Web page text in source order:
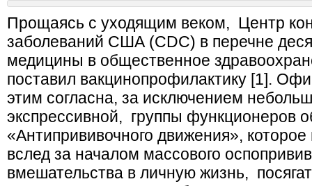
Прощаясь с уходящим веком, Центр
заболеваний США (CDC) в перечне
медицины в общественное
поставил вакцинопрофилактику [1].
этим согласна, за исключением
экспрессивной, группы функционеров
«Антипрививочного движения»,
вслед за началом массового
вмешательства в личную жизнь,